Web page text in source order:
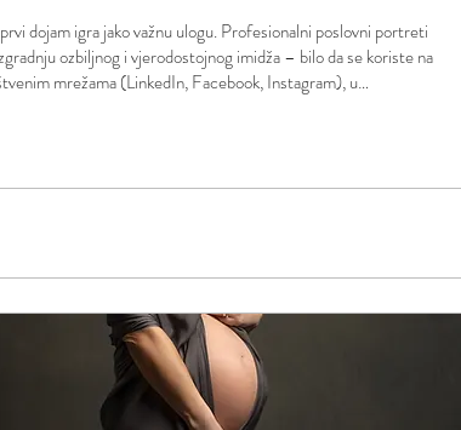
dojam igra jako važnu ulogu. Profesionalni poslovni portreti
ozbiljnog i vjerodostojnog imidža – bilo da se koriste na
mrežama (LinkedIn, Facebook, Instagram), u